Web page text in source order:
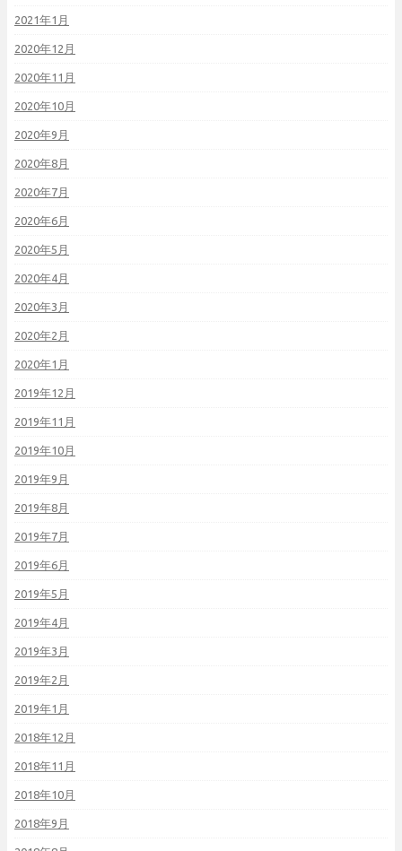
2021年1月
2020年12月
2020年11月
2020年10月
2020年9月
2020年8月
2020年7月
2020年6月
2020年5月
2020年4月
2020年3月
2020年2月
2020年1月
2019年12月
2019年11月
2019年10月
2019年9月
2019年8月
2019年7月
2019年6月
2019年5月
2019年4月
2019年3月
2019年2月
2019年1月
2018年12月
2018年11月
2018年10月
2018年9月